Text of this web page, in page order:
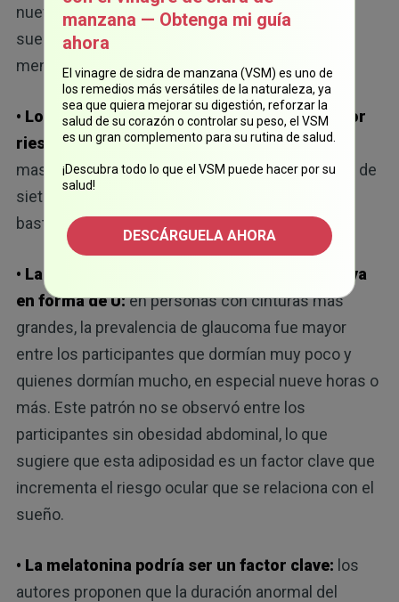
nueve horas o más. Los adultos con un ciclo de
sueño de entre siete y nueve horas tuvieron la
menor prevalencia.
• Los adultos con sobrepeso tuvieron el mayor
riesgo:entre los participantes con un índice de
masa corporal (IMC) de 25 o más, dormir menos de
siete horas o nueve o más horas incrementó
bastante su riesgo de glaucoma.
• La obesidad abdominal siguió la misma curva
en forma de U:en personas con cinturas más
grandes, la prevalencia de glaucoma fue mayor
entre los participantes que dormían muy poco y
quienes dormían mucho, en especial nueve horas o
más. Este patrón no se observó entre los
participantes sin obesidad abdominal, lo que
sugiere que esta adiposidad es un factor clave que
incrementa el riesgo ocular que se relaciona con el
sueño.
• La melatonina podría ser un factor clave: los
autores proponen que la duración anormal del
manzana — Obtenga mi guía
ahora
El vinagre de sidra de manzana (VSM) es uno de
los remedios más versátiles de la naturaleza, ya
sea que quiera mejorar su digestión, reforzar la
salud de su corazón o controlar su peso, el VSM
es un gran complemento para su rutina de salud.
¡Descubra todo lo que el VSM puede hacer por su
salud!
DESCÁRGUELA AHORA